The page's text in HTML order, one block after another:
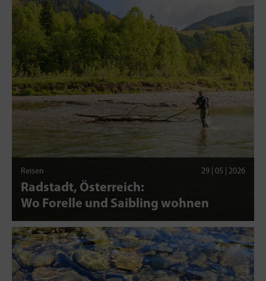
Reisen 29 | 05 | 2026
Radstadt, Österreich:
Wo Forelle und Saibling wohnen